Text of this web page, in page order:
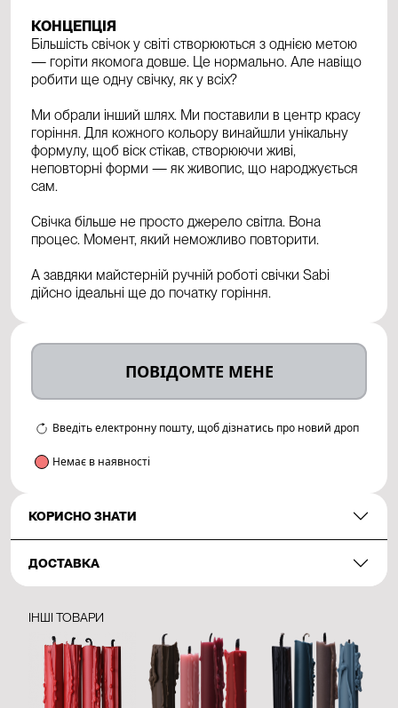
КОНЦЕПЦІЯ
Більшість свічок у світі створюються з однією метою
— горіти якомога довше. Це нормально. Але навіщо
робити ще одну свічку, як у всіх?
Ми обрали інший шлях. Ми поставили в центр красу
горіння. Для кожного кольору винайшли унікальну
формулу, щоб віск стікав, створюючи живі,
неповторні форми — як живопис, що народжується
сам.
Свічка більше не просто джерело світла. Вона
процес. Момент, який неможливо повторити.
А завдяки майстерній ручній роботі свічки Sabi
дійсно ідеальні ще до початку горіння.
ПОВІДОМТЕ МЕНЕ
Введіть електронну пошту, щоб дізнатись про новий дроп
Немає в наявності
КОРИСНО ЗНАТИ
ДОСТАВКА
ІНШІ ТОВАРИ